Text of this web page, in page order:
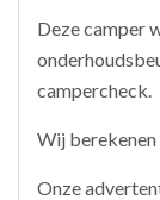
Deze camper
campercheck.
Wij berekenen
Onze